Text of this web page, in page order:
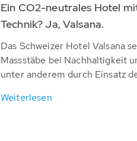
Ein CO2-neutrales Hotel
Technik? Ja, Valsana.
Das Schweizer Hotel Valsana
Massstäbe bei Nachhaltigkeit
unter anderem durch Einsatz
Weiterlesen